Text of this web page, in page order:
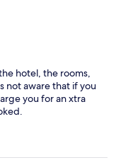
hotel, the rooms,
not aware that if you
you for an xtra